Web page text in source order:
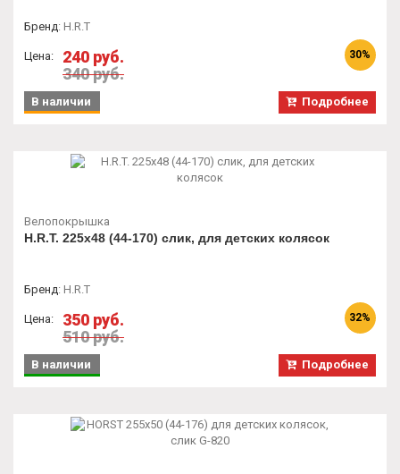
Бренд: H.R.T
Цена:
240 руб.
340 руб.
30%
Подробнее
В наличии
Велопокрышка
H.R.T. 225x48 (44-170) слик, для детских колясок
Бренд: H.R.T
Цена:
350 руб.
510 руб.
32%
Подробнее
В наличии